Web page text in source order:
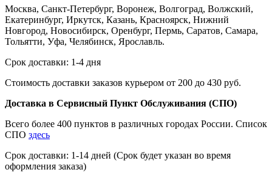
Москва, Санкт-Петербург, Воронеж, Волгоград, Волжский,
Екатеринбург, Иркутск, Казань, Красноярск, Нижний
Новгород, Новосибирск, Оренбург, Пермь, Саратов, Самара,
Тольятти, Уфа, Челябинск, Ярославль.
Срок доставки: 1-4 дня
Стоимость доставки заказов курьером от 200 до 430 руб.
Доставка в Сервисный Пункт Обслуживания (СПО)
Всего более 400 пунктов в различных городах России. Список
СПО здесь
Срок доставки: 1-14 дней (Срок будет указан во время
оформления заказа)